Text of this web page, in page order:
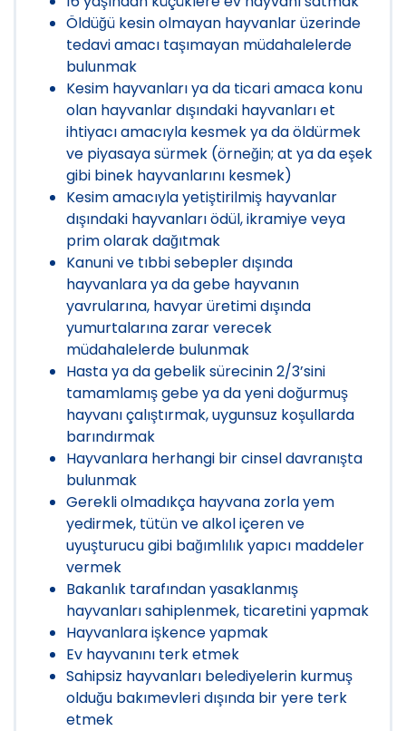
Öldüğü kesin olmayan hayvanlar üzerinde
tedavi amacı taşımayan müdahalelerde
bulunmak
Kesim hayvanları ya da ticari amaca konu
olan hayvanlar dışındaki hayvanları et
ihtiyacı amacıyla kesmek ya da öldürmek
ve piyasaya sürmek (örneğin; at ya da eşek
gibi binek hayvanlarını kesmek)
Kesim amacıyla yetiştirilmiş hayvanlar
dışındaki hayvanları ödül, ikramiye veya
prim olarak dağıtmak
Kanuni ve tıbbi sebepler dışında
hayvanlara ya da gebe hayvanın
yavrularına, havyar üretimi dışında
yumurtalarına zarar verecek
müdahalelerde bulunmak
Hasta ya da gebelik sürecinin 2/3’sini
tamamlamış gebe ya da yeni doğurmuş
hayvanı çalıştırmak, uygunsuz koşullarda
barındırmak
Hayvanlara herhangi bir cinsel davranışta
bulunmak
Gerekli olmadıkça hayvana zorla yem
yedirmek, tütün ve alkol içeren ve
uyuşturucu gibi bağımlılık yapıcı maddeler
vermek
Bakanlık tarafından yasaklanmış
hayvanları sahiplenmek, ticaretini yapmak
Hayvanlara işkence yapmak
Ev hayvanını terk etmek
Sahipsiz hayvanları belediyelerin kurmuş
olduğu bakımevleri dışında bir yere terk
etmek